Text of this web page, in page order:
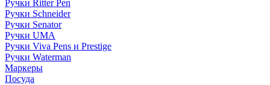
Ручки Ritter Pen
Ручки Schneider
Ручки Senator
Ручки UMA
Ручки Viva Pens и Prestige
Ручки Waterman
Маркеры
Посуда